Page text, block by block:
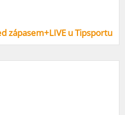
zápasem+LIVE u Tipsportu